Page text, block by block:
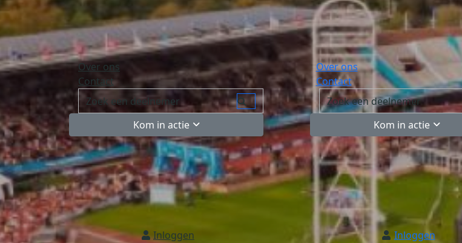
Over ons
Contact
Kom in actie
Inloggen
Over ons
Contact
Kom in actie
Inloggen